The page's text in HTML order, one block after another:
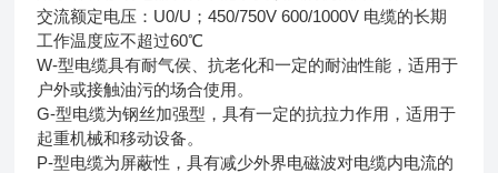
交流额定电压：U0/U；450/750V 600/1000V 电缆的长期
工作温度应不超过60℃
W-型电缆具有耐气侯、抗老化和一定的耐油性能，适用于
户外或接触油污的场合使用。
G-型电缆为钢丝加强型，具有一定的抗拉力作用，适用于
起重机械和移动设备。
P-型电缆为屏蔽性，具有减少外界电磁波对电缆内电流的